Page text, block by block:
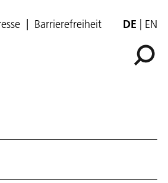
Barrierefreiheit DE EN